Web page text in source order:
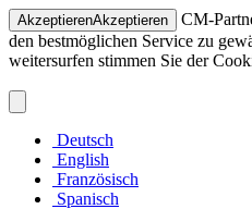
AkzeptierenAkzeptieren
CM-
den bestmöglichen Service zu
weitersurfen stimmen Sie der
Deutsch
English
Französisch
Spanisch